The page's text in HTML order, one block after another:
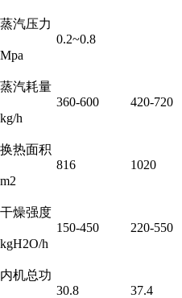
蒸汽压力
Mpa
0.2~0.8
蒸汽耗量
kg/h
360-600 420-720
换热面积
m2
816 1020
干燥强度
kgH2O/h
150-450 220-550
内机总功
30.8 37.4